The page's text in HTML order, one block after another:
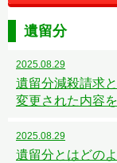
遺留分
2025.08.29
遺留分減殺請求
変更された内容
2025.08.29
遺留分とはどの